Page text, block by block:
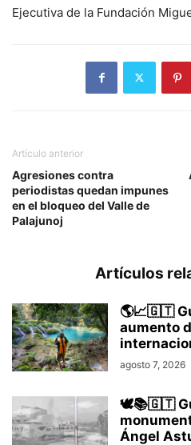
Ejecutiva de la Fundación
Artículo anterior
Agresiones contra
periodistas quedan impunes
en el bloqueo del Valle de
Palajunoj
Artículos
🌎📈🇬🇹
aumento
agosto 7, 2026
🕊️📚🇬🇹
Ángel